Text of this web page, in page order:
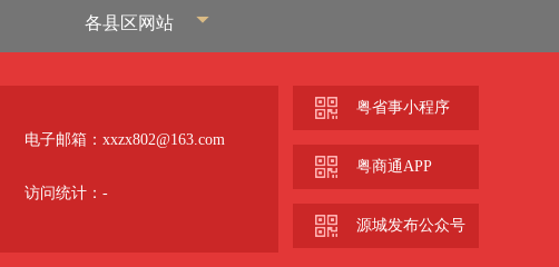
各县区网站
电子邮箱：xxzx802@163.com
访问统计： -
粤省事小程序
粤商通APP
源城发布公众号